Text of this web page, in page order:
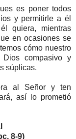
es poner todos
y permitirle a él
quiera, mientras
en ocasiones se
cómo nuestro
compasivo y
súplicas.
al Señor y ten
así lo prometió
8-9)